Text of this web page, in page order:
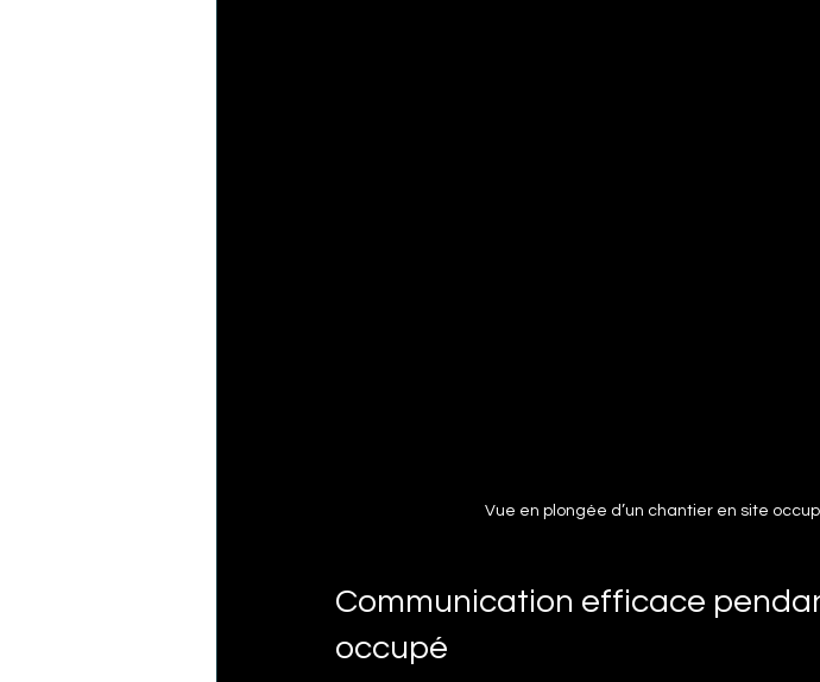
Vue en plongée d’un chantier en site
Communication efficace
occupé